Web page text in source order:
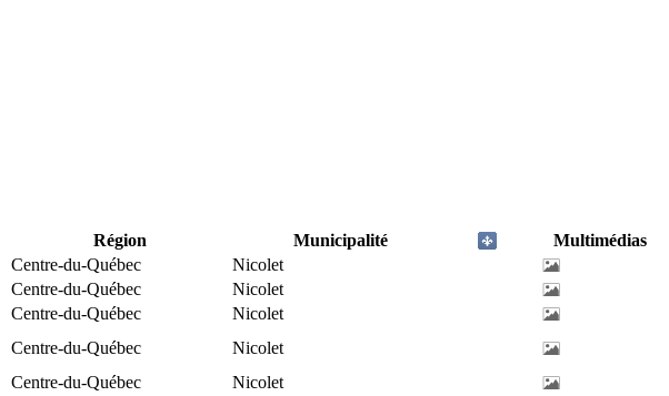
Région Municipalité
Multimédias
Centre-du-Québec
Nicolet
Centre-du-Québec
Nicolet
Centre-du-Québec
Nicolet
Centre-du-Québec
Nicolet
Centre-du-Québec
Nicolet